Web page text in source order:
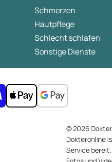
Schmerzen
Hautpflege
Schlecht schlafen
Sonstige Dienste
© 2026
Dokteronline
Service